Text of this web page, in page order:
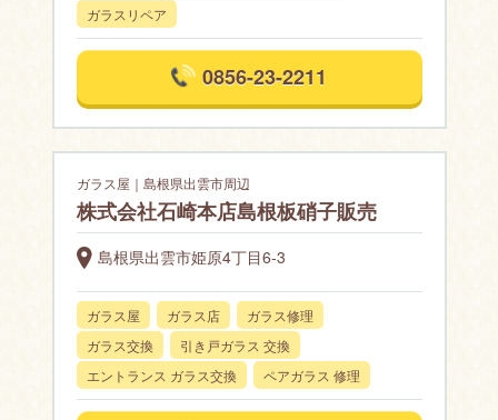
ガラスリペア
0856-23-2211
ガラス屋｜島根県出雲市周辺
株式会社石崎本店島根板硝子販売
島根県出雲市姫原4丁目6-3
ガラス屋 ガラス店
ガラス修理
ガラス交換
引き戸ガラス 交換
エントランス ガラス交換
ペアガラス 修理